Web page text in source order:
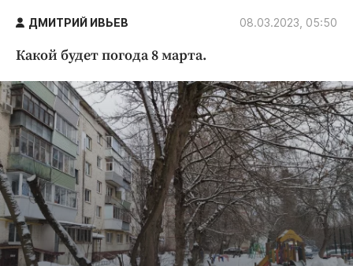
Народные новости
Авто и транспорт
Благоустройство
Криминал
Культура
Недвижимость и ЖКХ
Образование
Общество
Погода
Праздники
Происшествия
ДМИТРИЙ ИВЬЕВ 08.03.2023, 05:50
Какой будет погода 8 марта.